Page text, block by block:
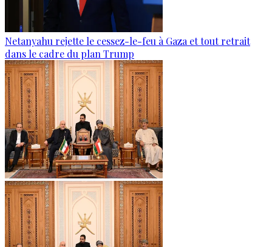
Netanyahu rejette le cessez-le-feu à Gaza et tout retrait
dans le cadre du plan Trump